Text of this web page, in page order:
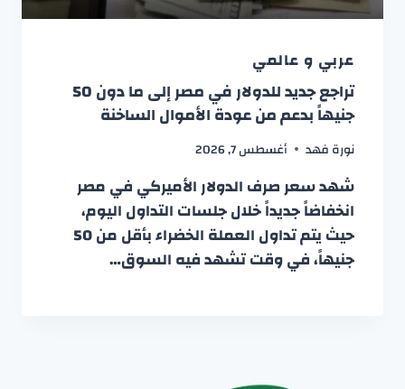
عربي و عالمي
تراجع جديد للدولار في مصر إلى ما دون 50
جنيهاً بدعم من عودة الأموال الساخنة
نورة فهد أغسطس 7, 2026
شهد سعر صرف الدولار الأميركي في مصر
انخفاضاً جديداً خلال جلسات التداول اليوم،
حيث يتم تداول العملة الخضراء بأقل من 50
جنيهاً، في وقت تشهد فيه السوق…